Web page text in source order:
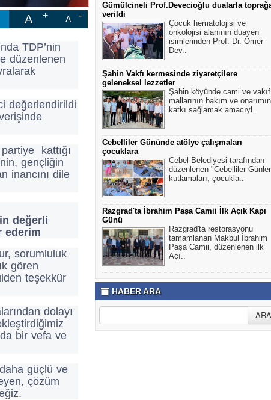
A A
TDP’nin
düzenlenen
değerlendirildi
kattığı
gençliğin
inancını dile
değerli
ederim
sorumluluk
gören
teşekkür
dolayı
bir vefa ve
güçlü ve
çözüm
Gümülcineli Prof.Devecioğlu dualarla
verildi
Çocuk hematolojisi ve
onkolojisi alanının duayen
isimlerinden Prof. Dr. Ömer
Dev..
Şahin Vakfı kermesinde ziyaretçilere
geleneksel lezzetler
Şahin köyünde cami ve vakıf
mallarının bakım ve
katkı sağlamak amacıyl..
Cebelliler Gününde atölye çalışmaları
çocuklara
Cebel Belediyesi tarafından
düzenlenen "Cebelliler
kutlamaları, çocukla..
Razgrad'ta İbrahim Paşa Camii İlk Açık Kapı
Günü
Razgrad'ta restorasyonu
tamamlanan Makbul İbrahim
Paşa Camii, düzenlenen ilk
Açı..
HABER ARA